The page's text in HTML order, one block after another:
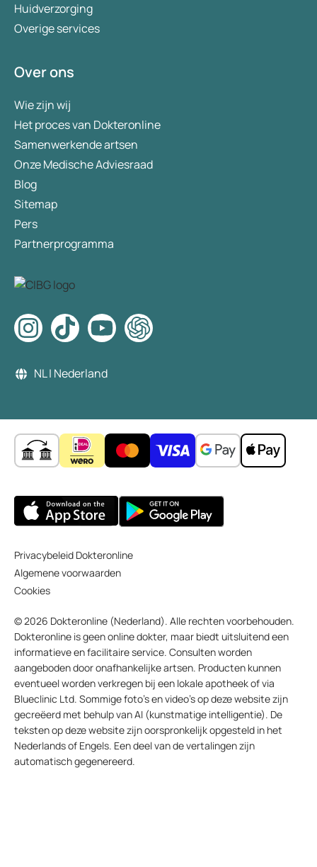
Huidverzorging
Overige services
Over ons
Wie zijn wij
Het proces van Dokteronline
Samenwerkende artsen
Onze Medische Adviesraad
Blog
Sitemap
Pers
Partnerprogramma
NL | Nederland
Privacybeleid Dokteronline
Algemene voorwaarden
Cookies
© 2026 Dokteronline (Nederland). Alle rechten voorbehouden.
Dokteronline is geen online dokter, maar biedt uitsluitend een
informatieve en facilitaire service. Consulten worden
aangeboden door onafhankelijke artsen. Producten kunnen
eventueel worden verkregen bij een lokale apotheek of via
Blueclinic Ltd. Sommige foto’s en video’s op deze website zijn
gecreëerd met behulp van AI (kunstmatige intelligentie). De
teksten op deze website zijn oorspronkelijk opgesteld in het
Nederlands of Engels. Een deel van de vertalingen zijn
automatisch gegenereerd.